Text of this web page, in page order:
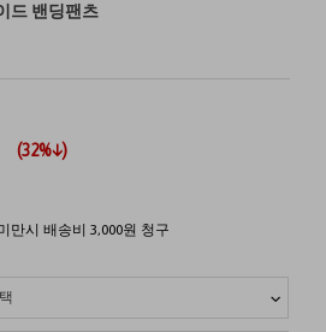
드 밴딩팬츠
(32%↓)
만시 배송비 3,000원 청구